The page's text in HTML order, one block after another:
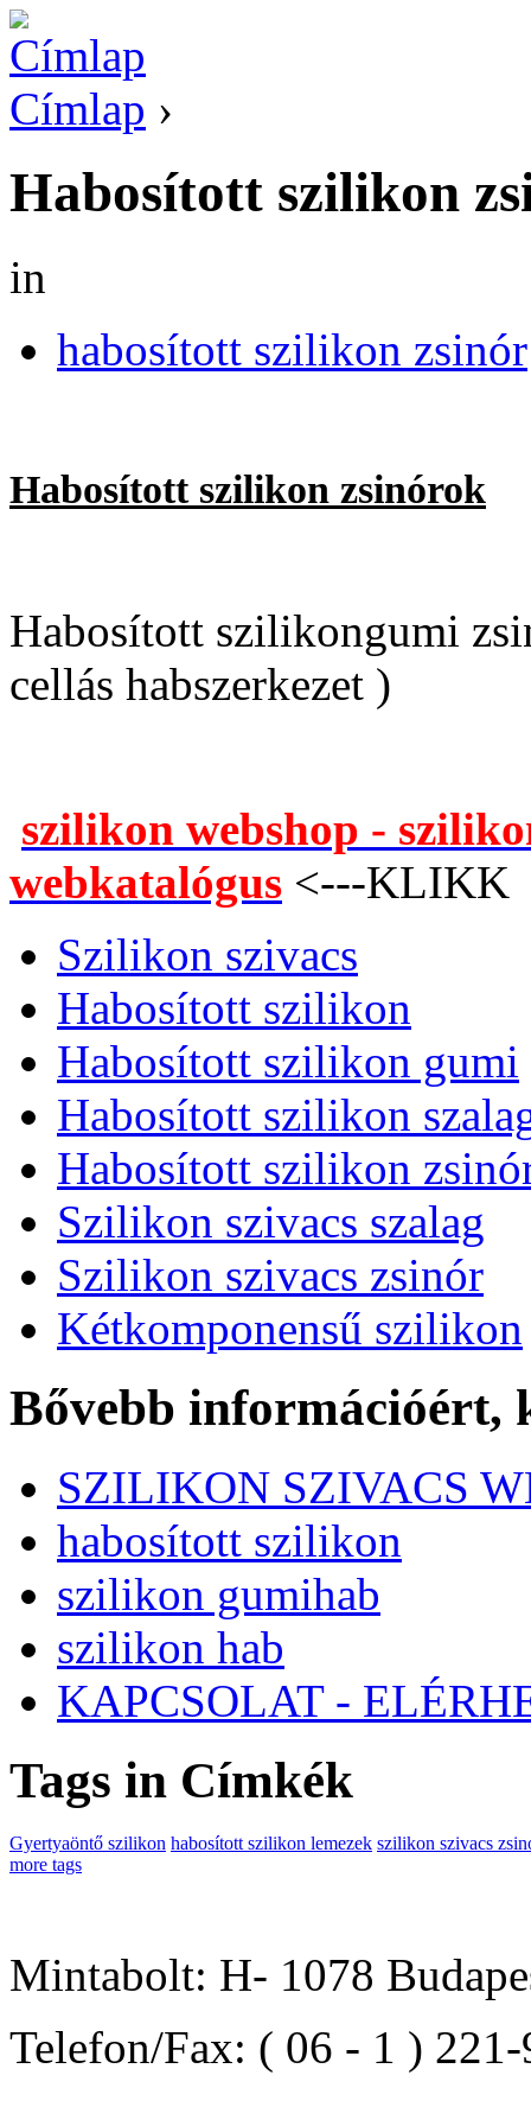
Címlap ›
Habosított szilikon
in
habosított szilikon zsinór
Habosított szilikon zsinórok
Habosított szilikongumi
cellás habszerkezet )
szilikon webshop -
webkatalógus <---KLIKK
Szilikon szivacs
Habosított szilikon
Habosított szilikon gumi
Habosított szilikon
Habosított szilikon
Szilikon szivacs szalag
Szilikon szivacs zsinór
Kétkomponensű szilikon
Bővebb
SZILIKON SZIVACS
habosított szilikon
szilikon gumihab
szilikon hab
KAPCSOLAT -
Tags in Címkék
Gyertyaöntő szilikon habosított szilikon lemezek szilikon szivacs
more tags
Mintabolt: H- 1078
Telefon/Fax: ( 06 - 1 )